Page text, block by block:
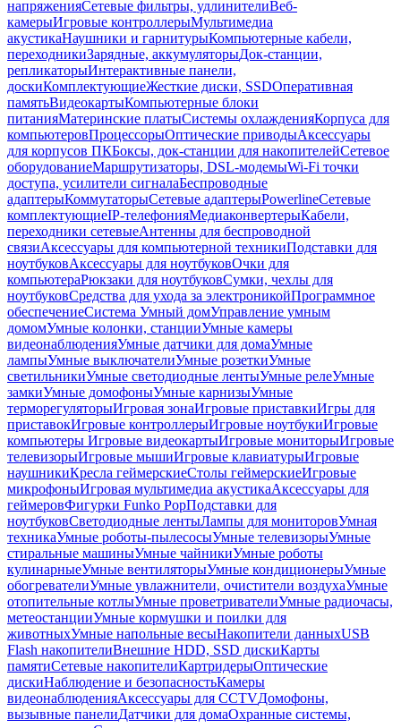
напряженияСетевые фильтры, удлинителиВеб-
камерыИгровые контроллерыМультимедиа
акустикаНаушники и гарнитурыКомпьютерные кабели,
переходникиЗарядные, аккумуляторыДок-станции,
репликаторыИнтерактивные панели,
доскиКомплектующиеЖесткие диски, SSDОперативная
памятьВидеокартыКомпьютерные блоки
питанияМатеринские платыСистемы охлажденияКорпуса для
компьютеровПроцессорыОптические приводыАксессуары
для корпусов ПКБоксы, док-станции для накопителейСетевое
оборудованиеМаршрутизаторы, DSL-модемыWi-Fi точки
доступа, усилители сигналаБеспроводные
адаптерыКоммутаторыСетевые адаптерыPowerlineСетевые
комплектующиеIP-телефонияМедиаконвертерыКабели,
переходники сетевыеАнтенны для беспроводной
связиАксессуары для компьютерной техникиПодставки для
ноутбуковАксессуары для ноутбуковОчки для
компьютераРюкзаки для ноутбуковСумки, чехлы для
ноутбуковСредства для ухода за электроникойПрограммное
обеспечениеСистема Умный домУправление умным
домомУмные колонки, станцииУмные камеры
видеонаблюденияУмные датчики для домаУмные
лампыУмные выключателиУмные розеткиУмные
светильникиУмные светодиодные лентыУмные релеУмные
замкиУмные домофоныУмные карнизыУмные
терморегуляторыИгровая зонаИгровые приставкиИгры для
приставокИгровые контроллерыИгровые ноутбукиИгровые
компьютеры Игровые видеокартыИгровые мониторыИгровые
телевизорыИгровые мышиИгровые клавиатурыИгровые
наушникиКресла геймерскиеСтолы геймерскиеИгровые
микрофоныИгровая мультимедиа акустикаАксессуары для
геймеровФигурки Funko PopПодставки для
ноутбуковСветодиодные лентыЛампы для мониторовУмная
техникаУмные роботы-пылесосыУмные телевизорыУмные
стиральные машиныУмные чайникиУмные роботы
кулинарныеУмные вентиляторыУмные кондиционерыУмные
обогревателиУмные увлажнители, очистители воздухаУмные
отопительные котлыУмные проветривателиУмные радиочасы,
метеостанцииУмные кормушки и поилки для
животныхУмные напольные весыНакопители данныхUSB
Flash накопителиВнешние HDD, SSD дискиКарты
памятиСетевые накопителиКартридерыОптические
дискиНаблюдение и безопасностьКамеры
видеонаблюденияАксессуары для CCTVДомофоны,
вызывные панелиДатчики для домаОхранные системы,